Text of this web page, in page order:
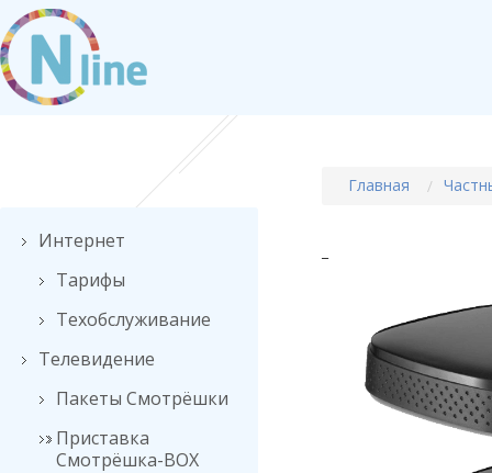
Интернет
Тарифы
Техобслуживание
Телевидение
Пакеты Смотрёшки
Приставка
Смотрёшка-BOX
Главная